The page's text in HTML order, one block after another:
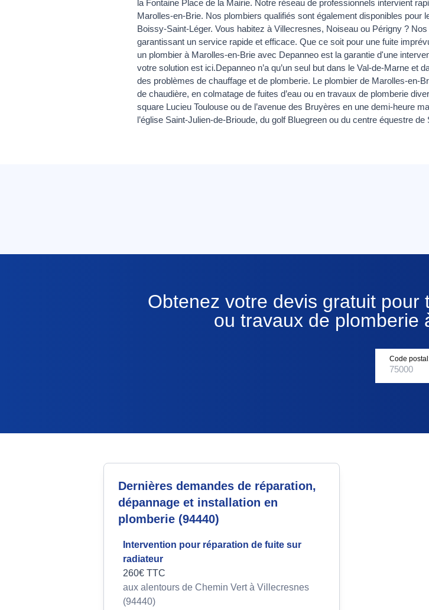
la Fontaine Place de la Mairie. Notre réseau de professionnels intervient
Marolles-en-Brie. Nos plombiers qualifiés sont également disponibles pour
Boissy-Saint-Léger. Vous habitez à Villecresnes, Noiseau ou Périgny ?
garantissant un service rapide et efficace. Que ce soit pour une fuite
un plombier à Marolles-en-Brie avec Depanneo est la garantie d'une
votre solution est ici.Depanneo n’a qu’un seul but dans le Val-de-Marne et
des problèmes de chauffage et de plomberie. Le plombier de Marolles-en-
de chaudière, en colmatage de fuites d’eau ou en travaux de plomberie
square Lucieu Toulouse ou de l’avenue des Bruyères en une demi-heure
l’église Saint-Julien-de-Brioude, du golf Bluegreen ou du centre équestre de
Obtenez votre devis gratuit pour
ou travaux de plomberie
Code
Dernières demandes de réparation,
dépannage et installation en
plomberie (94440)
Intervention pour réparation de fuite sur
radiateur
260€ TTC
aux alentours de Chemin Vert à Villecresnes
(94440)